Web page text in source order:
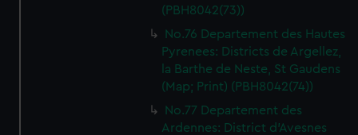
(PBH8042(73))
No.76 Departement des Hautes
Pyrenees: Districts de Argellez,
la Barthe de Neste, St Gaudens
(Map; Print) (PBH8042(74))
No.77 Departement des
Ardennes: District d'Avesnes